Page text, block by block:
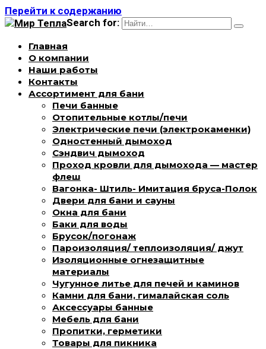
Перейти к содержанию
Search for:
Главная
О компании
Наши работы
Контакты
Ассортимент для бани
Печи банные
Отопительные котлы/печи
Электрические печи (электрокаменки)
Одностенный дымоход
Сэндвич дымоход
Проход кровли для дымохода — мастер
флеш
Вагонка- Штиль- Имитация бруса-Полок
Двери для бани и сауны
Окна для бани
Баки для воды
Брусок/погонаж
Пароизоляция/ теплоизоляция/ джут
Изоляционные огнезащитные
материалы
Чугунное литье для печей и каминов
Камни для бани, гималайская соль
Аксессуары банные
Мебель для бани
Пропитки, герметики
Товары для пикника